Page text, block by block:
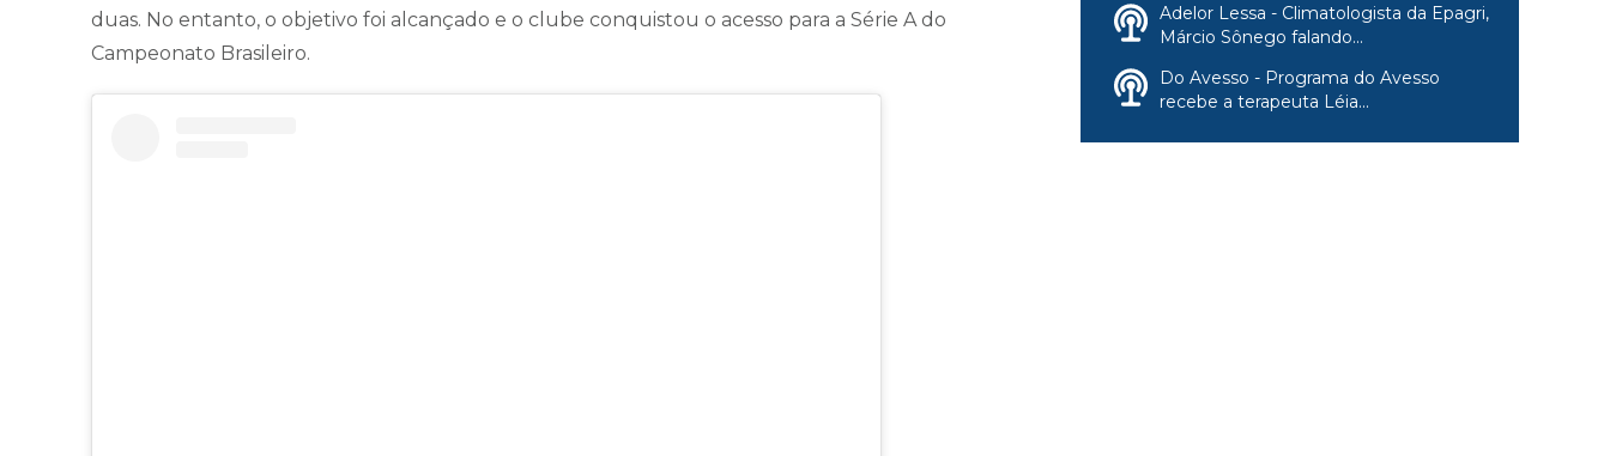
duas. No entanto, o objetivo foi alcançado e o clube conquistou o acesso para a Série A do
Campeonato Brasileiro.
Adelor Lessa - Climatologista da Epagri,
Márcio Sônego falando...
Do Avesso - Programa do Avesso
recebe a terapeuta Léia...